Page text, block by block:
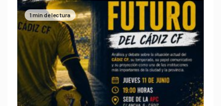
1 min de lectura